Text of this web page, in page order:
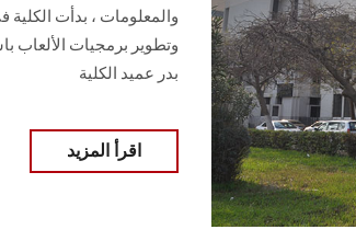
والمعلومات ، بدأت الكلية
وتطوير برمجيات الألعاب
بدر عميد الكلية
اقرأ المزيد